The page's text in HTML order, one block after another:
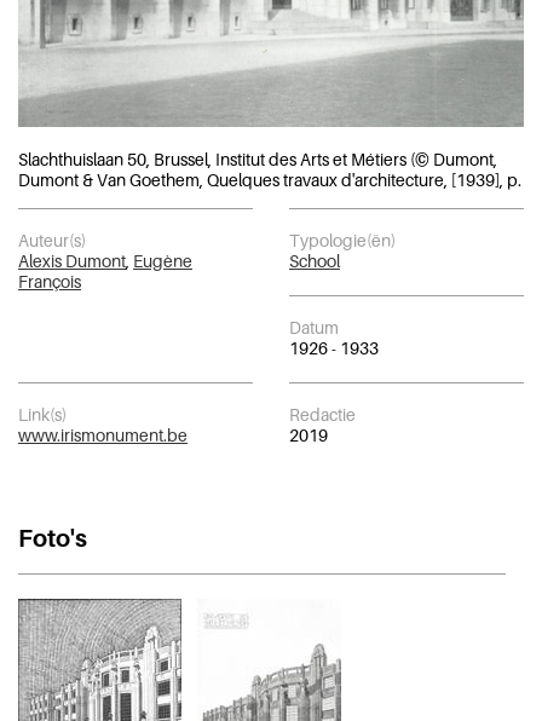
Slachthuislaan 50, Brussel, Institut des Arts et Métiers (© Dumont,
Dumont & Van Goethem, Quelques travaux d'architecture, [1939], p.
Auteur(s)
Alexis Dumont Eugène
François
Typologie(ën)
School
Datum
1926 - 1933
Link(s)
www.irismonument.be
Redactie
2019
Foto's